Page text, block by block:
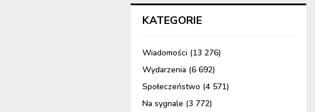
KATEGORIE
Wiadomości (13 276)
Wydarzenia (6 692)
Społeczeństwo (4 571)
Na sygnale (3 772)